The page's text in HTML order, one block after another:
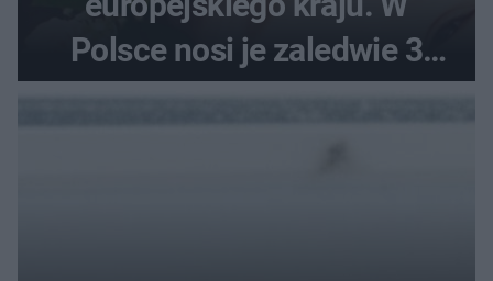
Polsce nosi je zaledwie 3
kobiety